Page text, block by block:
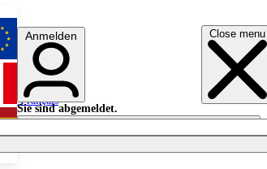
Close menu
English
Français
Anmelden
Sie sind abgemeldet.
Anmelden
Licht aus